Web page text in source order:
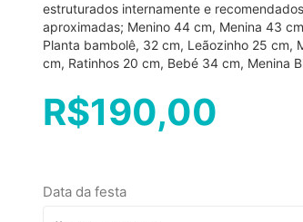
estruturados internamente e
aproximadas; Menino 44 cm, Menina 43
Planta bambolê, 32 cm, Leãozinho 25 cm,
cm, Ratinhos 20 cm, Bebé 34 cm, Menina
R$190,00
Data da festa